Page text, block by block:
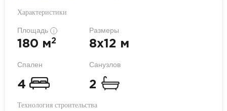
Характеристики
Площадь i
180 м2
Размеры
8x12 м
Спален
4
Санузлов
2
Технология строительства